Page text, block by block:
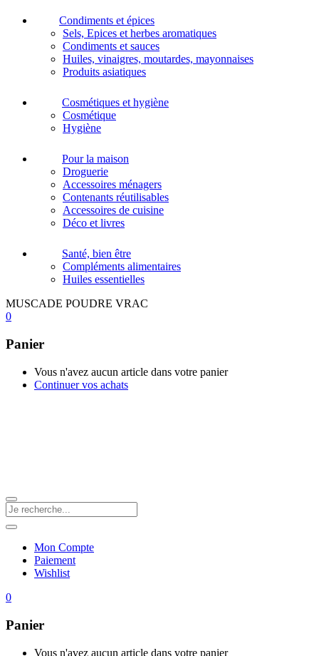
Condiments et épices
Sels, Epices et herbes aromatiques
Condiments et sauces
Huiles, vinaigres, moutardes, mayonnaises
Produits asiatiques
Cosmétiques et hygiène
Cosmétique
Hygiène
Pour la maison
Droguerie
Accessoires ménagers
Contenants réutilisables
Accessoires de cuisine
Déco et livres
Santé, bien être
Compléments alimentaires
Huiles essentielles
MUSCADE POUDRE VRAC
0
Panier
Vous n'avez aucun article dans votre panier
Continuer vos achats
Mon Compte
Paiement
Wishlist
0
Panier
Vous n'avez aucun article dans votre panier